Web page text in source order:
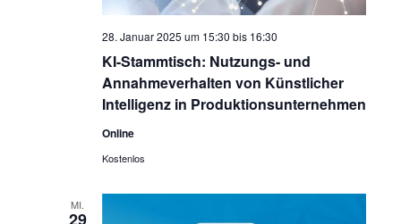
KI-Stammtisch: Nutzungs- und
Annahmeverhalten von Künstlicher
Intelligenz in Produktionsunternehmen
28. Januar 2025 um 15:30 bis 16:30
Online
Kostenlos
MI.